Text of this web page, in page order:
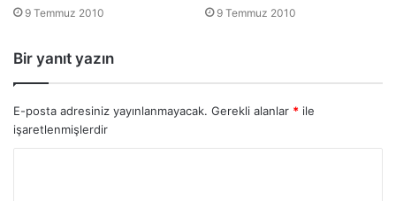
9 Temmuz 2010 9 Temmuz 2010
Bir yanıt yazın
E-posta adresiniz yayınlanmayacak. Gerekli alanlar * ile
işaretlenmişlerdir